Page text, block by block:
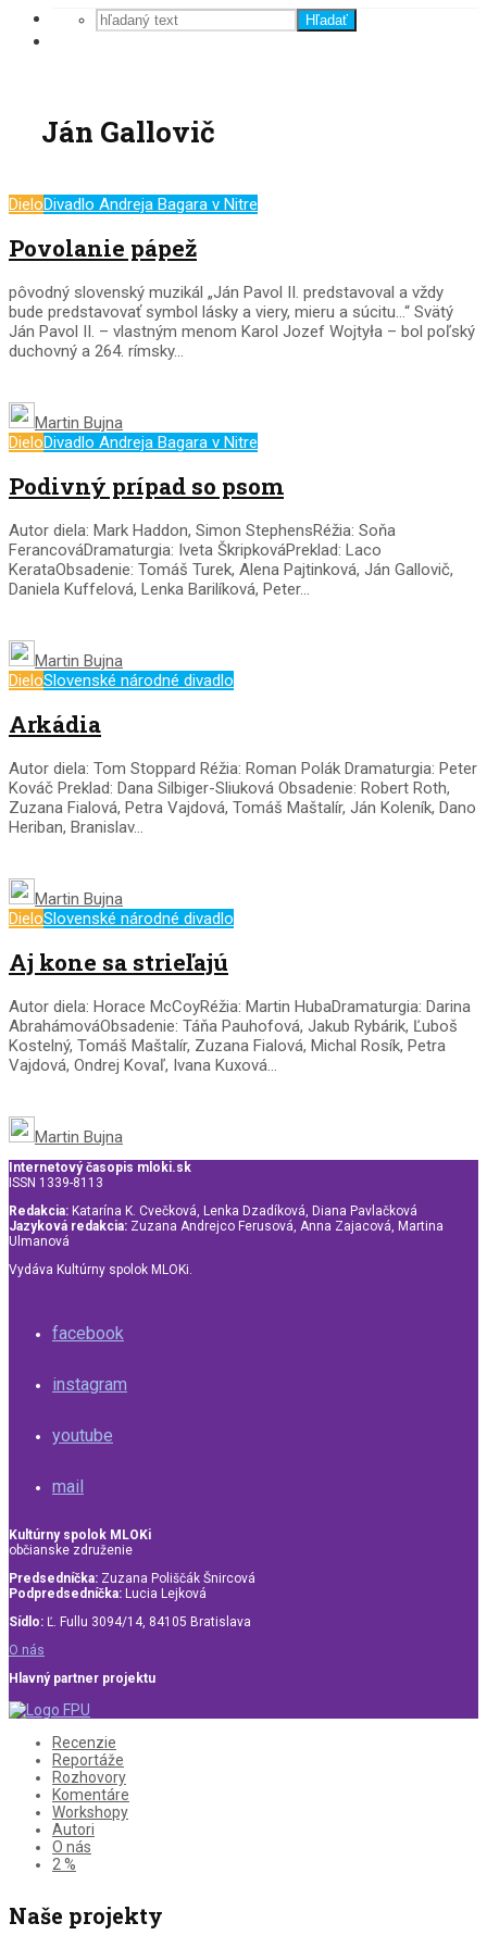
Hľadať
Ján Gallovič
DieloDivadlo Andreja Bagara v Nitre
Povolanie pápež
pôvodný slovenský muzikál „Ján Pavol II. predstavoval a vždy
bude predstavovať symbol lásky a viery, mieru a súcitu…“ Svätý
Ján Pavol II. – vlastným menom Karol Jozef Wojtyła – bol poľský
duchovný a 264. rímsky...
Martin Bujna
DieloDivadlo Andreja Bagara v Nitre
Podivný prípad so psom
Autor diela: Mark Haddon, Simon StephensRéžia: Soňa
FerancováDramaturgia: Iveta ŠkripkováPreklad: Laco
KerataObsadenie: Tomáš Turek, Alena Pajtinková, Ján Gallovič,
Daniela Kuffelová, Lenka Barilíková, Peter...
Martin Bujna
DieloSlovenské národné divadlo
Arkádia
Autor diela: Tom Stoppard Réžia: Roman Polák Dramaturgia: Peter
Kováč Preklad: Dana Silbiger-Sliuková Obsadenie: Robert Roth,
Zuzana Fialová, Petra Vajdová, Tomáš Maštalír, Ján Koleník, Dano
Heriban, Branislav...
Martin Bujna
DieloSlovenské národné divadlo
Aj kone sa strieľajú
Autor diela: Horace McCoyRéžia: Martin HubaDramaturgia: Darina
AbrahámováObsadenie: Táňa Pauhofová, Jakub Rybárik, Ľuboš
Kostelný, Tomáš Maštalír, Zuzana Fialová, Michal Rosík, Petra
Vajdová, Ondrej Kovaľ, Ivana Kuxová...
Martin Bujna
Internetový časopis mloki.sk
ISSN 1339-8113
Redakcia: Katarína K. Cvečková, Lenka Dzadíková, Diana Pavlačková
Jazyková redakcia: Zuzana Andrejco Ferusová, Anna Zajacová, Martina
Ulmanová
Vydáva Kultúrny spolok MLOKi.
facebook
instagram
youtube
mail
Kultúrny spolok MLOKi
občianske združenie
Predsedníčka: Zuzana Poliščák Šnircová
Podpredsedníčka: Lucia Lejková
Sídlo: Ľ. Fullu 3094/14, 84105 Bratislava
O nás
Hlavný partner projektu
Recenzie
Reportáže
Rozhovory
Komentáre
Workshopy
Autori
O nás
2 %
Naše projekty